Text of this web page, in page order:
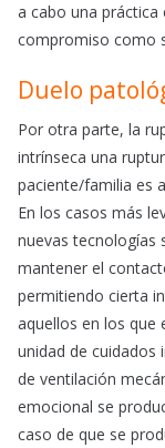
a cabo una práctica
compromiso como
Duelo
Por otra parte, la
intrínseca una
paciente/familia es
En los casos más
nuevas tecnologías
mantener el
permitiendo cierta
aquellos en los que
unidad de cuidados
de ventilación
emocional se
caso de que se